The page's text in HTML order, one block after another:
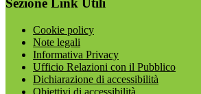
Sezione Link Utili
Cookie policy
Note legali
Informativa Privacy
Ufficio Relazioni con il Pubblico
Dichiarazione di accessibilità
Obiettivi di accessibilità